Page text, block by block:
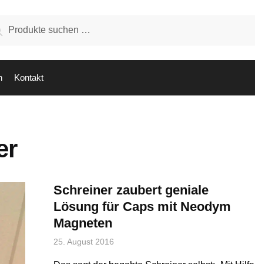
Kontakt
Schreiner zaubert geniale
Lösung für Caps mit Neodym
Magneten
25. August 2016